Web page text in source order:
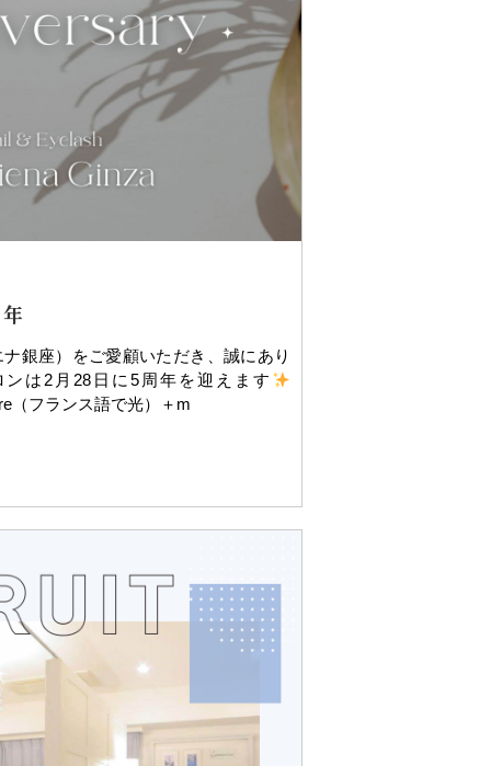
銀座）をご愛顧いただき、誠にあり
は2月28日に5周年を迎えます
（フランス語で光）＋m